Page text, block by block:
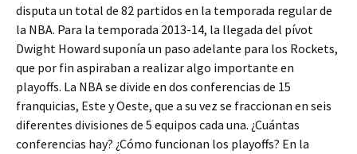
disputa un total de 82 partidos en la temporada regular de
la NBA. Para la temporada 2013-14, la llegada del pívot
Dwight Howard suponía un paso adelante para los Rockets,
que por fin aspiraban a realizar algo importante en
playoffs. La NBA se divide en dos conferencias de 15
franquicias, Este y Oeste, que a su vez se fraccionan en seis
diferentes divisiones de 5 equipos cada una. ¿Cuántas
conferencias hay? ¿Cómo funcionan los playoffs? En la